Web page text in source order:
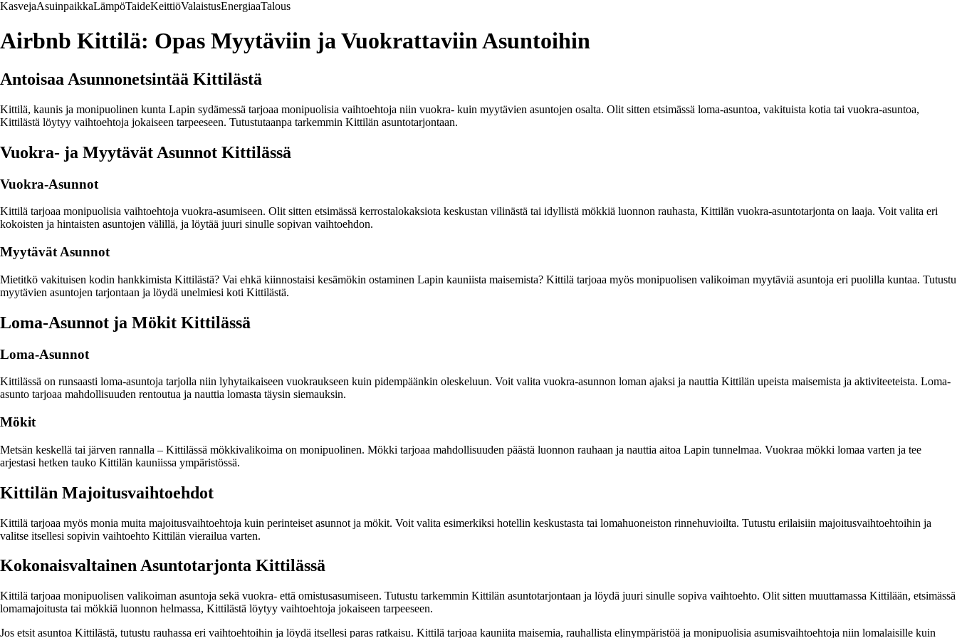
KasvejaAsuinpaikkaLämpöTaideKeittiöValaistusEnergiaaTalous
Airbnb Kittilä: Opas Myytäviin ja Vuokrattaviin Asuntoihin
Antoisaa Asunnonetsintää Kittilästä
Kittilä, kaunis ja monipuolinen kunta Lapin sydämessä tarjoaa monipuolisia vaihtoehtoja niin vuokra- kuin myytävien asuntojen osalta. Olit sitten etsimässä loma-asuntoa, vakituista kotia tai vuokra-asuntoa,
Kittilästä löytyy vaihtoehtoja jokaiseen tarpeeseen. Tutustutaanpa tarkemmin Kittilän asuntotarjontaan.
Vuokra- ja Myytävät Asunnot Kittilässä
Vuokra-Asunnot
Kittilä tarjoaa monipuolisia vaihtoehtoja vuokra-asumiseen. Olit sitten etsimässä kerrostalokaksiota keskustan vilinästä tai idyllistä mökkiä luonnon rauhasta, Kittilän vuokra-asuntotarjonta on laaja. Voit valita eri
kokoisten ja hintaisten asuntojen välillä, ja löytää juuri sinulle sopivan vaihtoehdon.
Myytävät Asunnot
Mietitkö vakituisen kodin hankkimista Kittilästä? Vai ehkä kiinnostaisi kesämökin ostaminen Lapin kauniista maisemista? Kittilä tarjoaa myös monipuolisen valikoiman myytäviä asuntoja eri puolilla kuntaa. Tutustu
myytävien asuntojen tarjontaan ja löydä unelmiesi koti Kittilästä.
Loma-Asunnot ja Mökit Kittilässä
Loma-Asunnot
Kittilässä on runsaasti loma-asuntoja tarjolla niin lyhytaikaiseen vuokraukseen kuin pidempäänkin oleskeluun. Voit valita vuokra-asunnon loman ajaksi ja nauttia Kittilän upeista maisemista ja aktiviteeteista. Loma-
asunto tarjoaa mahdollisuuden rentoutua ja nauttia lomasta täysin siemauksin.
Mökit
Metsän keskellä tai järven rannalla – Kittilässä mökkivalikoima on monipuolinen. Mökki tarjoaa mahdollisuuden päästä luonnon rauhaan ja nauttia aitoa Lapin tunnelmaa. Vuokraa mökki lomaa varten ja tee
arjestasi hetken tauko Kittilän kauniissa ympäristössä.
Kittilän Majoitusvaihtoehdot
Kittilä tarjoaa myös monia muita majoitusvaihtoehtoja kuin perinteiset asunnot ja mökit. Voit valita esimerkiksi hotellin keskustasta tai lomahuoneiston rinnehuvioilta. Tutustu erilaisiin majoitusvaihtoehtoihin ja
valitse itsellesi sopivin vaihtoehto Kittilän vierailua varten.
Kokonaisvaltainen Asuntotarjonta Kittilässä
Kittilä tarjoaa monipuolisen valikoiman asuntoja sekä vuokra- että omistusasumiseen. Tutustu tarkemmin Kittilän asuntotarjontaan ja löydä juuri sinulle sopiva vaihtoehto. Olit sitten muuttamassa Kittilään, etsimässä
lomamajoitusta tai mökkiä luonnon helmassa, Kittilästä löytyy vaihtoehtoja jokaiseen tarpeeseen.
Jos etsit asuntoa Kittilästä, tutustu rauhassa eri vaihtoehtoihin ja löydä itsellesi paras ratkaisu. Kittilä tarjoaa kauniita maisemia, rauhallista elinympäristöä ja monipuolisia asumisvaihtoehtoja niin lomalaisille kuin